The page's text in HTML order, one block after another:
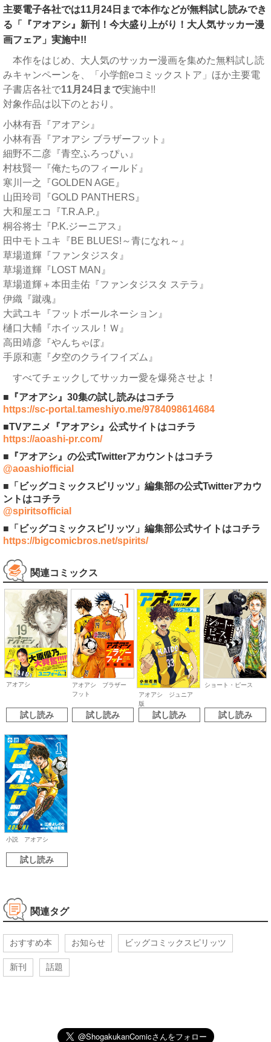
主要電子各社では11月24日まで本作などが無料試し読みでき
る「『アオアシ』新刊！今大盛り上がり！大人気サッカー漫
画フェア」実施中!!
本作をはじめ、大人気のサッカー漫画を集めた無料試し読
みキャンペーンを、「小学館eコミックストア」ほか主要電
子書店各社で11月24日まで実施中!!
対象作品は以下のとおり。
小林有吾『アオアシ』
小林有吾『アオアシ ブラザーフット』
細野不二彦『青空ふろっぴぃ』
村枝賢一『俺たちのフィールド』
寒川一之『GOLDEN AGE』
山田玲司『GOLD PANTHERS』
大和屋エコ『T.R.A.P.』
桐谷将士『P.K.ジーニアス』
田中モトユキ『BE BLUES!～青になれ～』
草場道輝『ファンタジスタ』
草場道輝『LOST MAN』
草場道輝＋本田圭佑『ファンタジスタ ステラ』
伊織『蹴魂』
大武ユキ『フットボールネーション』
樋口大輔『ホイッスル！Ｗ』
高田靖彦『やんちゃぼ』
手原和憲『夕空のクライフイズム』
すべてチェックしてサッカー愛を爆発させよ！
■『アオアシ』30集の試し読みはコチラ
https://sc-portal.tameshiyo.me/9784098614684
■TVアニメ『アオアシ』公式サイトはコチラ
https://aoashi-pr.com/
■『アオアシ』の公式Twitterアカウントはコチラ
@aoashiofficial
■「ビッグコミックスピリッツ」編集部の公式Twitterアカウ
ントはコチラ
@spiritsofficial
■「ビッグコミックスピリッツ」編集部公式サイトはコチラ
https://bigcomicbros.net/spirits/
関連コミックス
アオアシ
試し読み
アオアシ ブラザー
フット
試し読み
アオアシ ジュニア
版
試し読み
ショート・ピース
試し読み
小説 アオアシ
試し読み
関連タグ
おすすめ本 お知らせ ビッグコミックスピリッツ
新刊 話題